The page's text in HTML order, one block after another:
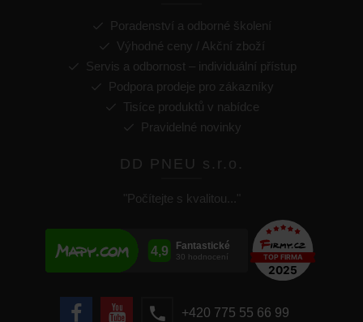
Poradenství a odborné školení
Výhodné ceny / Akční zboží
Servis a odbornost – individuální přístup
Podpora prodeje pro zákazníky
Tisíce produktů v nabídce
Pravidelné novinky
DD PNEU s.r.o.
"Počítejte s kvalitou..."
+420 775 55 66 99